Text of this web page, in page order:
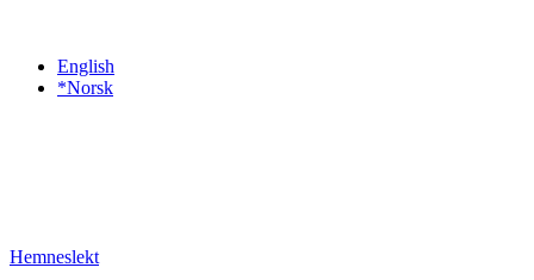
English
*Norsk
Hemneslekt